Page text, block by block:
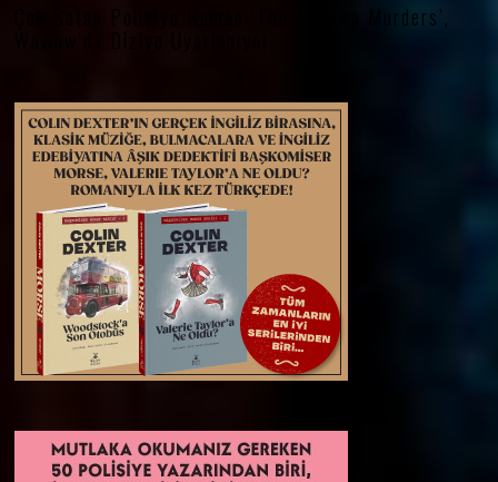
Çok Satan Polisiye Roman ‘The Aosawa Murders’,